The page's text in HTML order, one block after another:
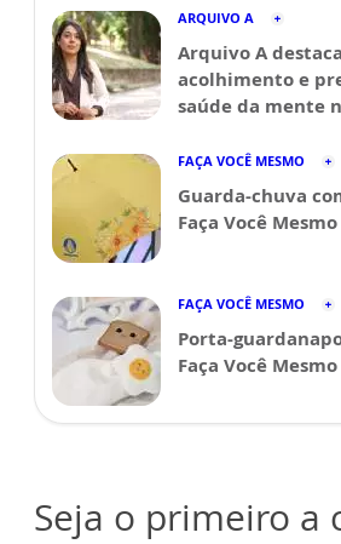
ARQUIVO A
Arquivo A
acolhimento e
saúde da mente
FAÇA VOCÊ MESMO
Guarda-chuva
Faça Você Mesmo
FAÇA VOCÊ MESMO
Porta-
Faça Você Mesmo
Seja o primeiro a